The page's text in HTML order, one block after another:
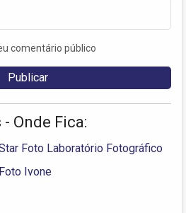
comentário público
Onde Fica:
Foto Laboratório Fotográfico
Foto Ivone